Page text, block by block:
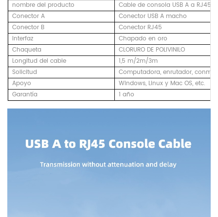
nombre del producto
Cable de consola USB A a RJ45
Conector A
Conector USB A macho
Conector B
Conector RJ45
Interfaz
Chapado en oro
Chaqueta
CLORURO DE POLIVINILO
Longitud del cable
1,5 m/2m/3m
Solicitud
Computadora, enrutador,
Apoyo
Windows, Linux y Mac OS, etc.
Garantía
1 año